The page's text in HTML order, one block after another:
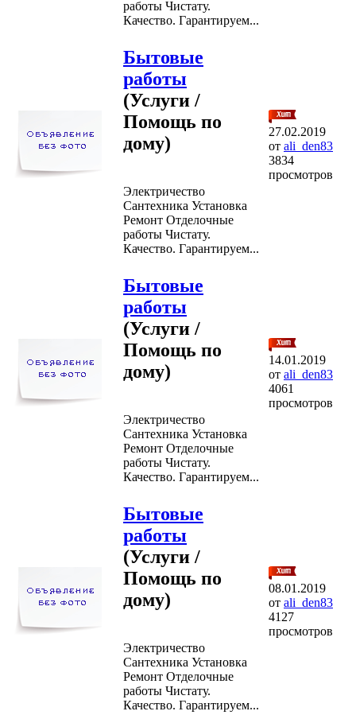
работы Чистату.
Качество. Гарантируем...
Бытовые
работы
(Услуги /
Помощь по
дому)
Электричество
Сантехника Установка
Ремонт Отделочные
работы Чистату.
Качество. Гарантируем...
27.02.2019
от ali_den83
3834
просмотров
Бытовые
работы
(Услуги /
Помощь по
дому)
Электричество
Сантехника Установка
Ремонт Отделочные
работы Чистату.
Качество. Гарантируем...
14.01.2019
от ali_den83
4061
просмотров
Бытовые
работы
(Услуги /
Помощь по
дому)
Электричество
Сантехника Установка
Ремонт Отделочные
работы Чистату.
Качество. Гарантируем...
08.01.2019
от ali_den83
4127
просмотров